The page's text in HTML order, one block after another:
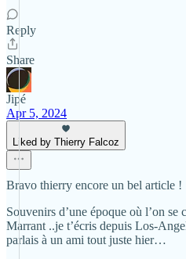
Reply
Share
Jipé
Apr 5, 2024
Liked by Thierry Falcoz
Bravo thierry encore un bel article !
Souvenirs d’une époque où l’on
Marrant ..je t’écris depuis Los-
parlais à un ami tout juste hier…